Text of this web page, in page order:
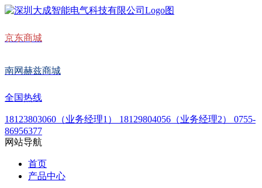
京东商城
南网赫兹商城
全国热线
18123803060（业务经理1） 18129804056（业务经理2） 0755-
86956377
网站导航
首页
产品中心